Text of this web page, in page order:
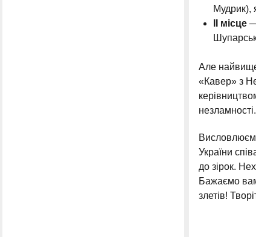
Мудрик),
ІІ місце
Але
«Кавер» з
незламності.
України
до зірок.
Бажаємо
злетів!